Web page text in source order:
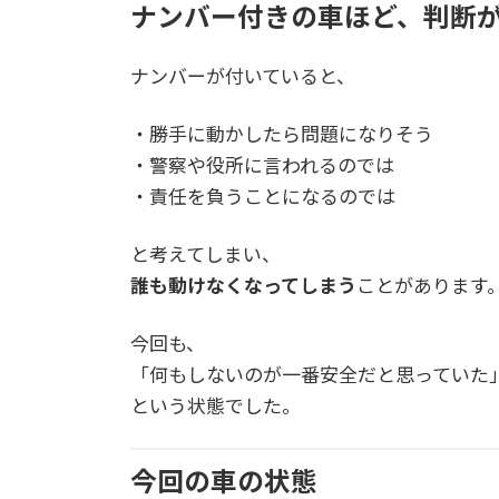
ナンバー付きの車ほど、判断
ナンバーが付いていると、
・勝手に動かしたら問題になりそう
・警察や役所に言われるのでは
・責任を負うことになるのでは
と考えてしまい、
誰も動けなくなってしまう ことがあります。
今回も、
「何もしないのが一番安全だと思っていた」
という状態でした。
今回の車の状態